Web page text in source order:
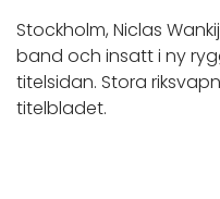
Stockholm, Niclas
band och insatt i ny
titelsidan. Stora
titelbladet.